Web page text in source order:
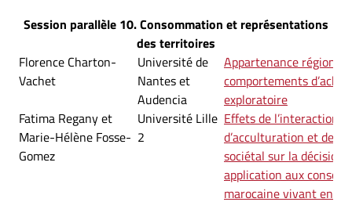
Session parallèle 10. Consommation et représentations
des territoires
Florence Charton-
Vachet
Université de
Nantes et
Audencia
Appartenance
comportements
exploratoire
Fatima Regany et
Marie-Hélène Fosse-
Gomez
Université Lille
2
Effets de l’interaction
d’acculturation et de
sociétal sur la décision
application aux
marocaine vivant en